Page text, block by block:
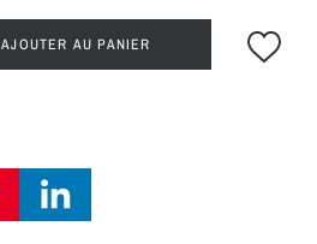
AJOUTER AU PANIER